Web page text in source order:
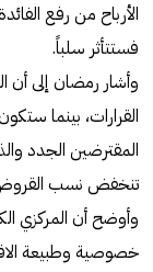
الأرباح من رفع
فستتأثر سلباً.
وأشار رمضان إلى أن
القرارات، بينما
المقترضين الجدد
تنخفض نسب القروض
وأوضح أن المركزي
خصوصية وطبيعة